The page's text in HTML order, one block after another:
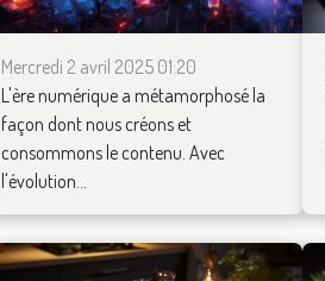
Mercredi 2 avril 2025 01:20
L'ère numérique a métamorphosé la
façon dont nous créons et
consommons le contenu. Avec
l'évolution...